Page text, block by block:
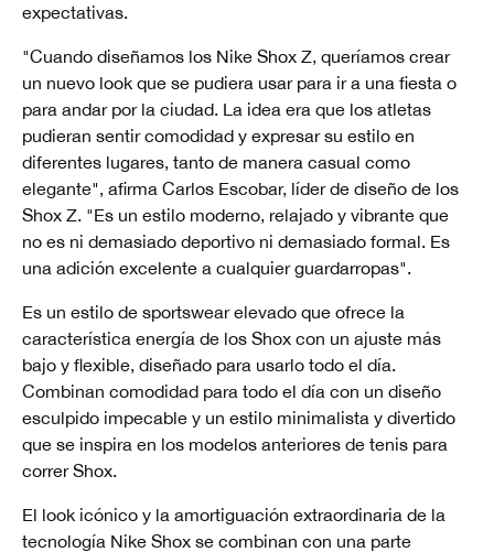
expectativas.
"Cuando diseñamos los Nike Shox Z, queríamos crear
un nuevo look que se pudiera usar para ir a una fiesta o
para andar por la ciudad. La idea era que los atletas
pudieran sentir comodidad y expresar su estilo en
diferentes lugares, tanto de manera casual como
elegante", afirma Carlos Escobar, líder de diseño de los
Shox Z. "Es un estilo moderno, relajado y vibrante que
no es ni demasiado deportivo ni demasiado formal. Es
una adición excelente a cualquier guardarropas".
Es un estilo de sportswear elevado que ofrece la
característica energía de los Shox con un ajuste más
bajo y flexible, diseñado para usarlo todo el día.
Combinan comodidad para todo el día con un diseño
esculpido impecable y un estilo minimalista y divertido
que se inspira en los modelos anteriores de tenis para
correr Shox.
El look icónico y la amortiguación extraordinaria de la
tecnología Nike Shox se combinan con una parte